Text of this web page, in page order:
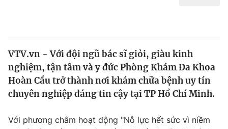
Thế giới
Tin tức
Kinh tế
Tài chính
VTV.vn - Với đội ngũ bác sĩ giỏi, giàu kinh
nghiệm, tận tâm và y đức Phòng Khám Đa Khoa
Hoàn Cầu trở thành nơi khám chữa bệnh uy tín
chuyên nghiệp đáng tin cậy tại TP Hồ Chí Minh.
Với phương châm hoạt động "Nỗ lực hết sức vì niềm